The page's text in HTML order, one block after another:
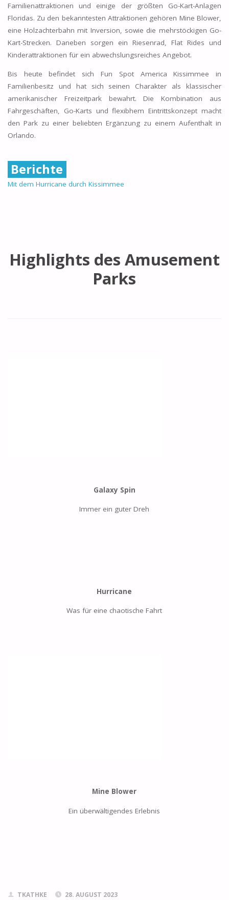
Familienattraktionen und einige der größten Go-Kart-Anlagen
Floridas. Zu den bekanntesten Attraktionen gehören Mine Blower,
eine Holzachterbahn mit Inversion, sowie die mehrstöckigen Go-
Kart-Strecken. Daneben sorgen ein Riesenrad, Flat Rides und
Kinderattraktionen für ein abwechslungsreiches Angebot.
Bis heute befindet sich Fun Spot America Kissimmee in
Familienbesitz und hat sich seinen Charakter als klassischer
amerikanischer Freizeitpark bewahrt. Die Kombination aus
Fahrgeschäften, Go-Karts und flexibhem Eintrittskonzept macht
den Park zu einer beliebten Ergänzung zu einem Aufenthalt in
Orlando.
Berichte
Mit dem Hurricane durch Kissimmee
Highlights des Amusement
Parks
Galaxy Spin
Immer ein guter Dreh
Hurricane
Was für eine chaotische Fahrt
Mine Blower
Ein überwältigendes Erlebnis
TKATHKE 28. AUGUST 2023